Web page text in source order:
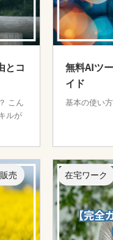
とコ
こん
ルが
無料AIツ
イド
基本の使い
売 在宅ワーク